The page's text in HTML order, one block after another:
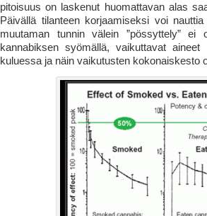
pitoisuus on laskenut huomattavan alas
Päivällä tilanteen korjaamiseksi voi
muutaman tunnin välein ”pössyttely” ei
kannabiksen syömällä, vaikuttavat
kuluessa ja näin vaikutusten kokonais­kesto